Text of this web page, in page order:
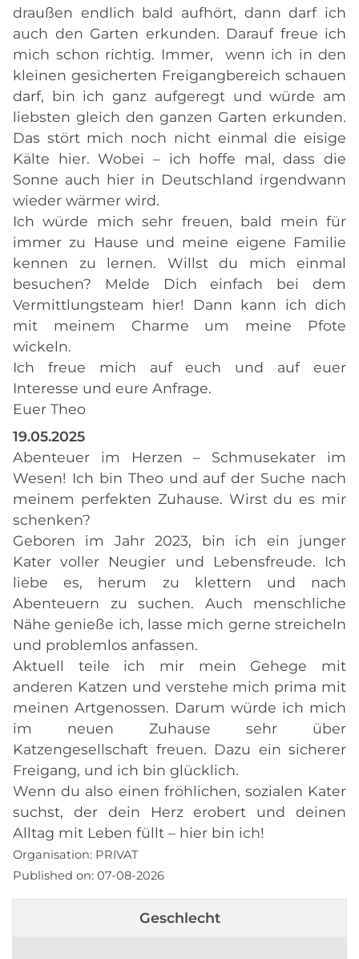
draußen endlich bald aufhört, dann darf ich
auch den Garten erkunden. Darauf freue ich
mich schon richtig. Immer, wenn ich in den
kleinen gesicherten Freigangbereich schauen
darf, bin ich ganz aufgeregt und würde am
liebsten gleich den ganzen Garten erkunden.
Das stört mich noch nicht einmal die eisige
Kälte hier. Wobei – ich hoffe mal, dass die
Sonne auch hier in Deutschland irgendwann
wieder wärmer wird.
Ich würde mich sehr freuen, bald mein für
immer zu Hause und meine eigene Familie
kennen zu lernen. Willst du mich einmal
besuchen? Melde Dich einfach bei dem
Vermittlungsteam hier! Dann kann ich dich
mit meinem Charme um meine Pfote
wickeln.
Ich freue mich auf euch und auf euer
Interesse und eure Anfrage.
Euer Theo
19.05.2025
Abenteuer im Herzen – Schmusekater im
Wesen! Ich bin Theo und auf der Suche nach
meinem perfekten Zuhause. Wirst du es mir
schenken?
Geboren im Jahr 2023, bin ich ein junger
Kater voller Neugier und Lebensfreude. Ich
liebe es, herum zu klettern und nach
Abenteuern zu suchen. Auch menschliche
Nähe genieße ich, lasse mich gerne streicheln
und problemlos anfassen.
Aktuell teile ich mir mein Gehege mit
anderen Katzen und verstehe mich prima mit
meinen Artgenossen. Darum würde ich mich
im neuen Zuhause sehr über
Katzengesellschaft freuen. Dazu ein sicherer
Freigang, und ich bin glücklich.
Wenn du also einen fröhlichen, sozialen Kater
suchst, der dein Herz erobert und deinen
Alltag mit Leben füllt – hier bin ich!
Organisation: PRIVAT
Published on: 07-08-2026
Geschlecht